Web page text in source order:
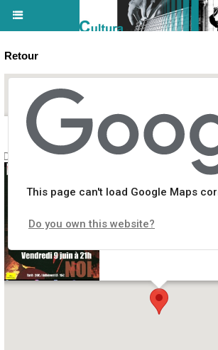
Retour
Dominique Ottavi en concert - Spaziu
Spaziu Culturali Locu Teatrale, 8 rue
This page can't load Google Maps
Do you own this website?